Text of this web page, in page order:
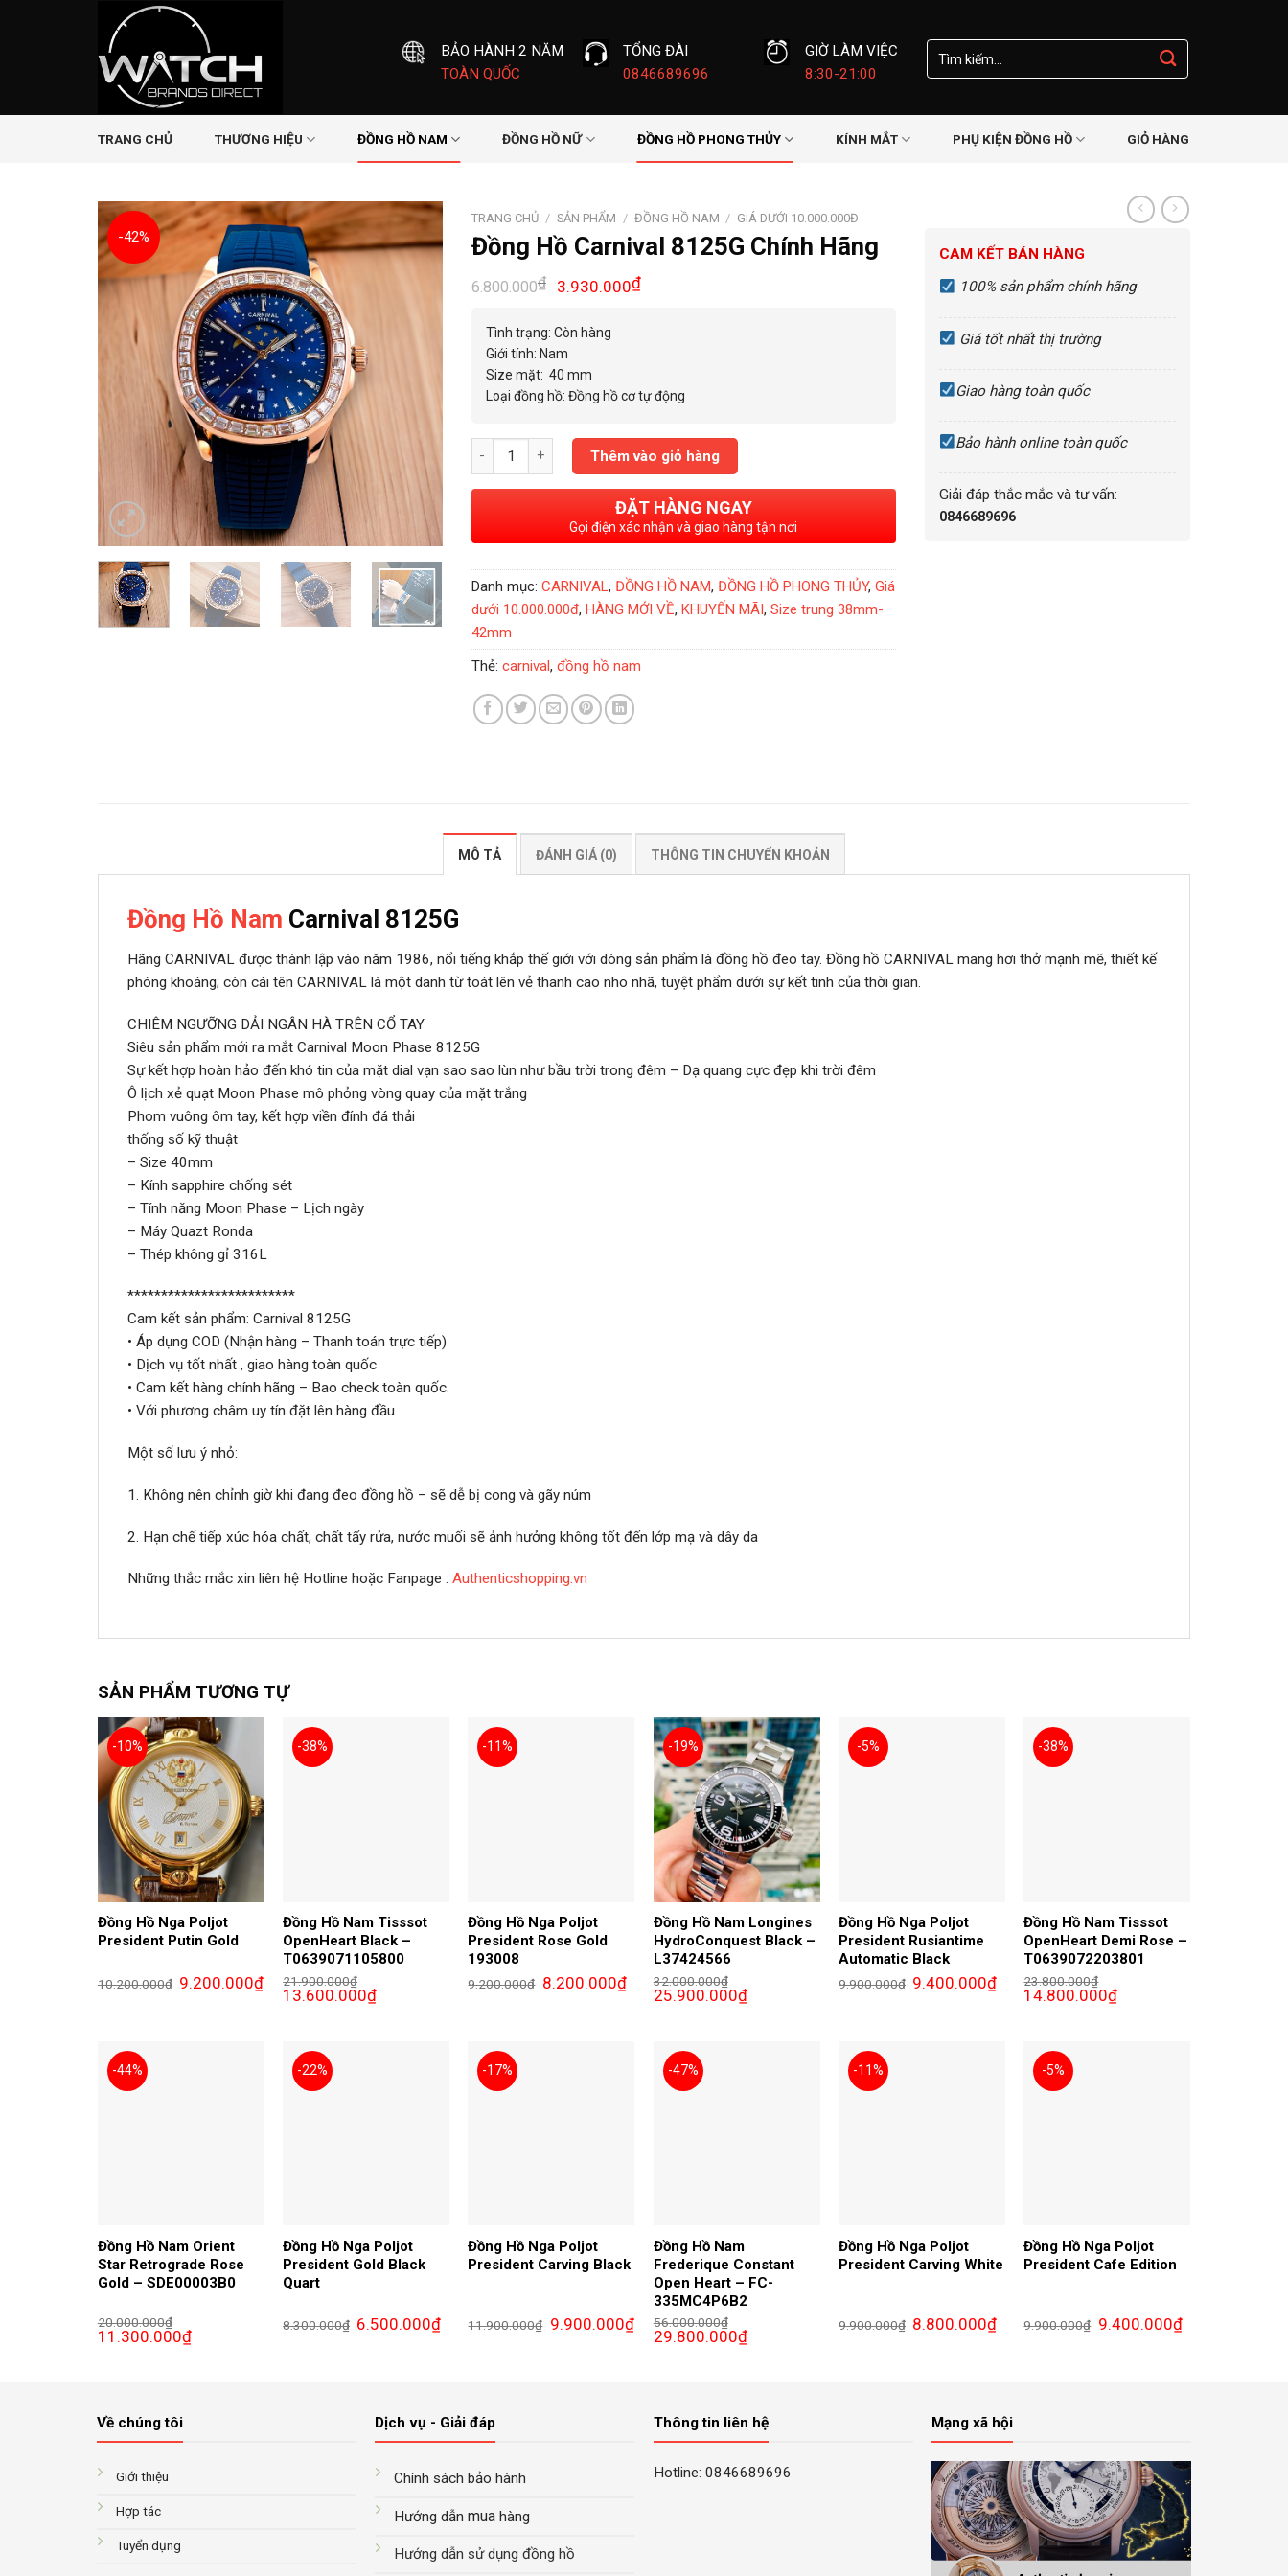
BẢO HÀNH 2 NĂM
TOÀN QUỐC
TỔNG ĐÀI
0846689696
GIỜ LÀM VIỆC
8:30-21:00
Tìm
kiếm:
TRANG CHỦ THƯƠNG HIỆU ĐỒNG HỒ NAM ĐỒNG HỒ NỮ ĐỒNG HỒ PHONG THỦY KÍNH MẮT PHỤ KIỆN ĐỒNG HỒ GIỎ HÀNG
-42%
TRANG CHỦ / SẢN PHẨM / ĐỒNG HỒ NAM / GIÁ DƯỚI 10.000.000Đ
Đồng Hồ Carnival 8125G Chính Hãng
6.800.000₫
Giá
là:
6.800.000₫.
3.930.000₫Giá
Tình trạng: Còn hàng
Giới tính: Nam
Size mặt: 40 mm
Loại đồng hồ: Đồng hồ cơ tự động
Đồng Hồ Carnival 8125G Chính Hãng số lượng
Thêm vào giỏ hàng
ĐẶT HÀNG NGAY
Gọi điện xác nhận và giao hàng tận nơi
Danh mục: CARNIVAL, ĐỒNG HỒ NAM, ĐỒNG HỒ PHONG THỦY, Giá
dưới 10.000.000đ, HÀNG MỚI VỀ, KHUYẾN MÃI, Size trung 38mm-
42mm
Thẻ: carnival, đồng hồ nam
CAM KẾT BÁN HÀNG
100% sản phẩm chính hãng
Giá tốt nhất thị trường
Giao hàng toàn quốc
Bảo hành online toàn quốc
Giải đáp thắc mắc và tư vấn:
0846689696
MÔ TẢ ĐÁNH GIÁ (0) THÔNG TIN CHUYỂN KHOẢN
Đồng Hồ Nam Carnival 8125G
Hãng CARNIVAL được thành lập vào năm 1986, nổi tiếng khắp thế giới với dòng sản phẩm là đồng hồ đeo tay. Đồng hồ CARNIVAL mang hơi thở mạnh mẽ, thiết kế
phóng khoáng; còn cái tên CARNIVAL là một danh từ toát lên vẻ thanh cao nho nhã, tuyệt phẩm dưới sự kết tinh của thời gian.
CHIÊM NGƯỠNG DẢI NGÂN HÀ TRÊN CỔ TAY
Siêu sản phẩm mới ra mắt Carnival Moon Phase 8125G
Sự kết hợp hoàn hảo đến khó tin của mặt dial vạn sao sao lùn như bầu trời trong đêm – Dạ quang cực đẹp khi trời đêm
Ô lịch xẻ quạt Moon Phase mô phỏng vòng quay của mặt trắng
Phom vuông ôm tay, kết hợp viền đính đá thải
thống số kỹ thuật
– Size 40mm
– Kính sapphire chống sét
– Tính năng Moon Phase – Lịch ngày
– Máy Quazt Ronda
– Thép không gỉ 316L
*************************
Cam kết sản phẩm: Carnival 8125G
• Áp dụng COD (Nhận hàng – Thanh toán trực tiếp)
• Dịch vụ tốt nhất , giao hàng toàn quốc
• Cam kết hàng chính hãng – Bao check toàn quốc.
• Với phương châm uy tín đặt lên hàng đầu
Một số lưu ý nhỏ:
1. Không nên chỉnh giờ khi đang đeo đồng hồ – sẽ dễ bị cong và gãy núm
2. Hạn chế tiếp xúc hóa chất, chất tẩy rửa, nước muối sẽ ảnh hưởng không tốt đến lớp mạ và dây da
Những thắc mắc xin liên hệ Hotline hoặc Fanpage : Authenticshopping.vn
SẢN PHẨM TƯƠNG TỰ
-10%
Đồng Hồ Nga Poljot
President Putin Gold
10.200.000₫ Giá
gốc
9.200.000₫Giá
hiện
-38%
Đồng Hồ Nam Tisssot
OpenHeart Black –
T0639071105800
21.900.000₫
Giá
gốc
13.600.000₫Giá
-11%
Đồng Hồ Nga Poljot
President Rose Gold
193008
9.200.000₫ Giá
gốc
8.200.000₫Giá
hiện
-19%
Đồng Hồ Nam Longines
HydroConquest Black –
L37424566
32.000.000₫
Giá
gốc
25.900.000₫Giá
hiện
-5%
Đồng Hồ Nga Poljot
President Rusiantime
Automatic Black
9.900.000₫ Giá
gốc
9.400.000₫Giá
-38%
Đồng Hồ Nam Tisssot
OpenHeart Demi Rose –
T0639072203801
23.800.000₫
Giá
gốc
14.800.000₫Giá
-44%
Đồng Hồ Nam Orient
Star Retrograde Rose
Gold – SDE00003B0
20.000.000₫
Giá
gốc
11.300.000₫Giá
hiện
-22%
Đồng Hồ Nga Poljot
President Gold Black
Quart
8.300.000₫ Giá
gốc
6.500.000₫Giá
-17%
Đồng Hồ Nga Poljot
President Carving Black
11.900.000₫ Giá
gốc
9.900.000₫Giá
hiện
-47%
Đồng Hồ Nam
Frederique Constant
Open Heart – FC-
335MC4P6B2
56.000.000₫
Giá
gốc
29.800.000₫Giá
hiện
-11%
Đồng Hồ Nga Poljot
President Carving White
9.900.000₫ Giá
gốc
8.800.000₫Giá
-5%
Đồng Hồ Nga Poljot
President Cafe Edition
9.900.000₫ Giá
gốc
9.400.000₫Giá
hiện
Về chúng tôi
Giới thiệu
Hợp tác
Tuyển dụng
Dịch vụ - Giải đáp
Chính sách bảo hành
Hướng dẫnmua hàng
Hướng dẫn sử dụng đồng hồ
Thông tin liên hệ
Hotline: 0846689696
Mạng xã hội